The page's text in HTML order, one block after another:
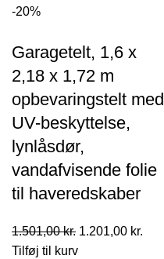
-20%
Garagetelt, 1,6 x
2,18 x 1,72 m
opbevaringstelt med
UV-beskyttelse,
lynlåsdør,
vandafvisende folie
til haveredskaber
1.501,00kr. Den
1.201,00 kr.
Tilføj til kurv